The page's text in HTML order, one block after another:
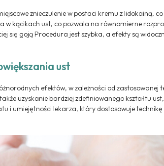
znieczulenie w postaci kremu z lidokainą,
w kącikach ust, co pozwala na równomierne
się goją Procedura jest szybka, a efekty są
ust
efektów, w zależności od zastosowanej
uzyskanie bardziej zdefiniowanego kształtu
i umiejętności lekarza, który dostosowuje